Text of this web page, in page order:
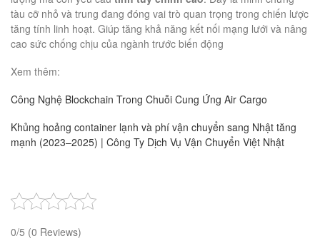
tàu cỡ nhỏ và trung đang đóng vai trò quan trọng trong chiến lược
tăng tính linh hoạt. Giúp tăng khả năng kết nối mạng lưới và nâng
cao sức chống chịu của ngành trước biến động
Xem thêm:
Công Nghệ Blockchain Trong Chuỗi Cung Ứng Air Cargo
Khủng hoảng container lạnh và phí vận chuyển sang Nhật tăng
mạnh (2023–2025) | Công Ty Dịch Vụ Vận Chuyển Việt Nhật
0/5 (0 Reviews)